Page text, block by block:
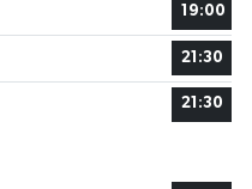
19:00
21:30
21:30